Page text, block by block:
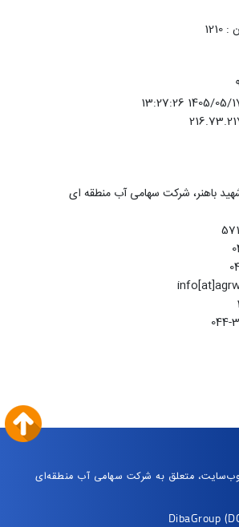
باهنر، شرکت سهامی آب منطقه ای
متعلق به شرکت سهامی آب منطقه‌ای
DibaGroup